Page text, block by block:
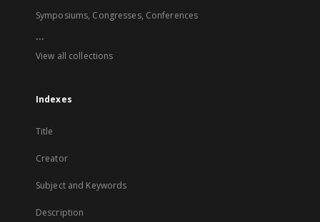
Symposiums, Congresses, Conferences
...
View all collections
Indexes
Title
Creator
Subject and Keywords
Description